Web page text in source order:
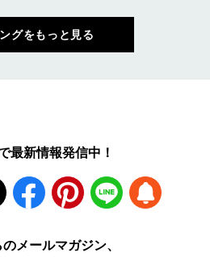
グをもっと見る
最新情報発信中！
Facebook Pinterest LINE
メールマガジン、